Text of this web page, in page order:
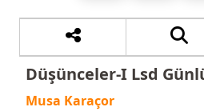
Düşünceler-I Lsd
Musa Karaçor